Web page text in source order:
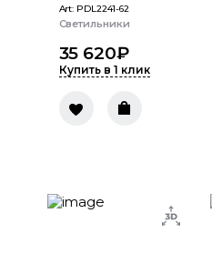
Art: PDL2241-62
Светильники
35 620₽
Купить в 1 клик